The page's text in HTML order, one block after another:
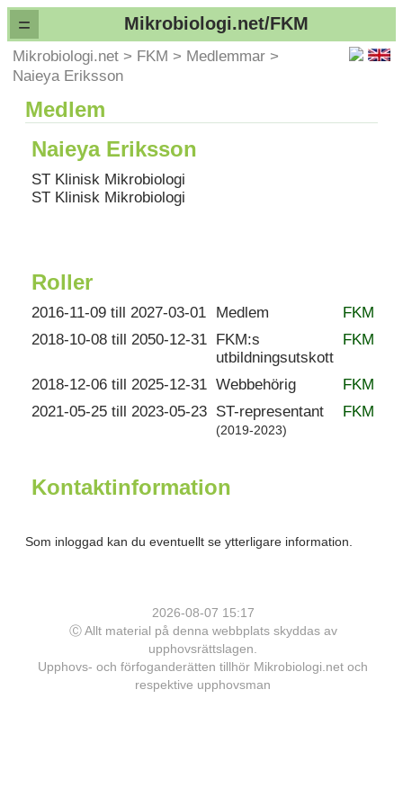
= Mikrobiologi.net/FKM
Mikrobiologi.net > FKM > Medlemmar >
Naieya Eriksson
Medlem
Naieya Eriksson
ST Klinisk Mikrobiologi
ST Klinisk Mikrobiologi
Roller
2016-11-09 till 2027-03-01 Medlem
FKM
2018-10-08 till 2050-12-31 FKM:s
utbildningsutskott
FKM
2018-12-06 till 2025-12-31 Webbehörig
FKM
2021-05-25 till 2023-05-23 ST-representant
(2019-2023)
FKM
Kontaktinformation
Som inloggad kan du eventuellt se ytterligare information.
2026-08-07 15:17
Ⓒ Allt material på denna webbplats skyddas av
upphovsrättslagen.
Upphovs- och förfoganderätten tillhör Mikrobiologi.net och
respektive upphovsman